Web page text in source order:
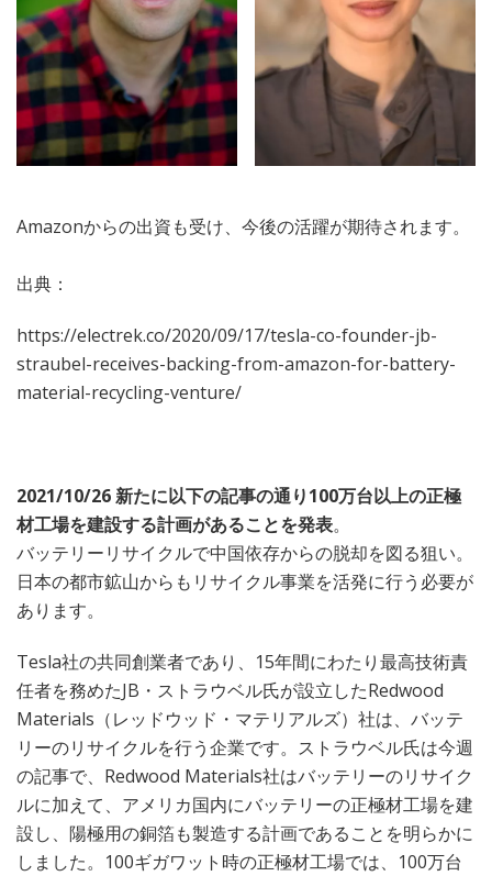
Amazonからの出資も受け、今後の活躍が期待されます。
出典：
https://electrek.co/2020/09/17/tesla-co-founder-jb-
straubel-receives-backing-from-amazon-for-battery-
material-recycling-venture/
2021/10/26 新たに以下の記事の通り100万台以上の正極
材工場を建設する計画があることを発表。
バッテリーリサイクルで中国依存からの脱却を図る狙い。
日本の都市鉱山からもリサイクル事業を活発に行う必要が
あります。
Tesla社の共同創業者であり、15年間にわたり最高技術責
任者を務めたJB・ストラウベル氏が設立したRedwood
Materials（レッドウッド・マテリアルズ）社は、バッテ
リーのリサイクルを行う企業です。ストラウベル氏は今週
の記事で、Redwood Materials社はバッテリーのリサイク
ルに加えて、アメリカ国内にバッテリーの正極材工場を建
設し、陽極用の銅箔も製造する計画であることを明らかに
しました。100ギガワット時の正極材工場では、100万台